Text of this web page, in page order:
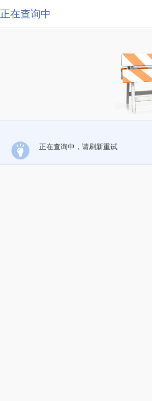
正在查询中
正在查询中，请刷新重试